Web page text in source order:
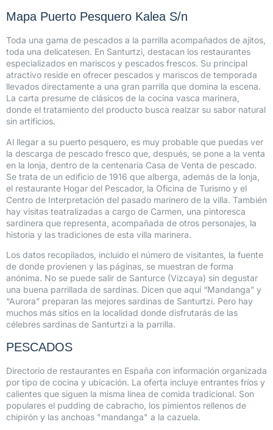
Mapa Puerto Pesquero Kalea S/n
Toda una gama de pescados a la parrilla acompañados de ajitos,
toda una delicatesen. En Santurtzi, destacan los restaurantes
especializados en mariscos y pescados frescos. Su principal
atractivo reside en ofrecer pescados y mariscos de temporada
llevados directamente a una gran parrilla que domina la escena.
La carta presume de clásicos de la cocina vasca marinera,
donde el tratamiento del producto busca realzar su sabor natural
sin artificios.
Al llegar a su puerto pesquero, es muy probable que puedas ver
la descarga de pescado fresco que, después, se pone a la venta
en la lonja, dentro de la centenaria Casa de Venta de pescado.
Se trata de un edificio de 1916 que alberga, además de la lonja,
el restaurante Hogar del Pescador, la Oficina de Turismo y el
Centro de Interpretación del pasado marinero de la villa. También
hay visitas teatralizadas a cargo de Carmen, una pintoresca
sardinera que representa, acompañada de otros personajes, la
historia y las tradiciones de esta villa marinera.
Los datos recopilados, incluido el número de visitantes, la fuente
de donde provienen y las páginas, se muestran de forma
anónima. No se puede salir de Santurce (Vizcaya) sin degustar
una buena parrillada de sardinas. Dicen que aquí “Mandanga” y
“Aurora” preparan las mejores sardinas de Santurtzi. Pero hay
muchos más sitios en la localidad donde disfrutarás de las
célebres sardinas de Santurtzi a la parrilla.
PESCADOS
Directorio de restaurantes en España con información organizada
por tipo de cocina y ubicación. La oferta incluye entrantes fríos y
calientes que siguen la misma línea de comida tradicional. Son
populares el pudding de cabracho, los pimientos rellenos de
chipirón y las anchoas "mandanga" a la cazuela.